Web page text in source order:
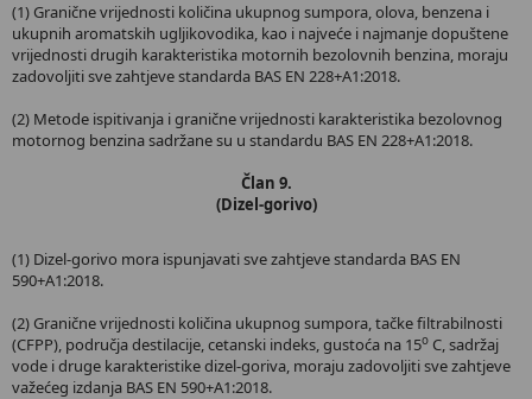
(1) Granične vrijednosti količina ukupnog sumpora, olova, benzena i
ukupnih aromatskih ugljikovodika, kao i najveće i najmanje dopuštene
vrijednosti drugih karakteristika motornih bezolovnih benzina, moraju
zadovoljiti sve zahtjeve standarda BAS EN 228+A1:2018.
(2) Metode ispitivanja i granične vrijednosti karakteristika bezolovnog
motornog benzina sadržane su u standardu BAS EN 228+A1:2018.
Član 9.
(Dizel-gorivo)
(1) Dizel-gorivo mora ispunjavati sve zahtjeve standarda BAS EN
590+A1:2018.
(2) Granične vrijednosti količina ukupnog sumpora, tačke filtrabilnosti
(CFPP), područja destilacije, cetanski indeks, gustoća na 15o C, sadržaj
vode i druge karakteristike dizel-goriva, moraju zadovoljiti sve zahtjeve
važećeg izdanja BAS EN 590+A1:2018.